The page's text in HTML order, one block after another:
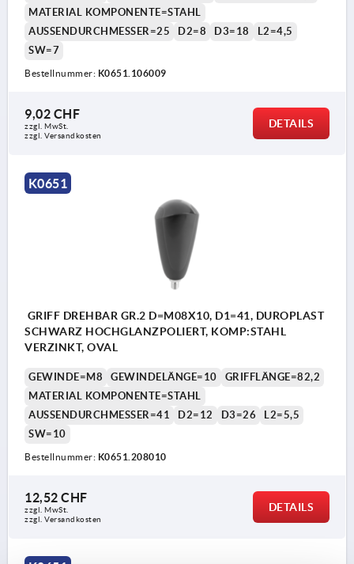
MATERIAL KOMPONENTE=STAHL
AUSSENDURCHMESSER=25
D2=8 D3=18
L2=4,5
SW=7
Bestellnummer: K0651.106009
9,02 CHF
zzgl. MwSt.
zzgl. Versandkosten
DETAILS
K0651
GRIFF DREHBAR GR.2 D=M08X10, D1=41, DUROPLAST
SCHWARZ HOCHGLANZPOLIERT, KOMP:STAHL
VERZINKT, OVAL
GEWINDE=M8 GEWINDELÄNGE=10
GRIFFLÄNGE=82,2
MATERIAL KOMPONENTE=STAHL
AUSSENDURCHMESSER=41
D2=12 D3=26
L2=5,5
SW=10
Bestellnummer: K0651.208010
12,52 CHF
zzgl. MwSt.
zzgl. Versandkosten
DETAILS